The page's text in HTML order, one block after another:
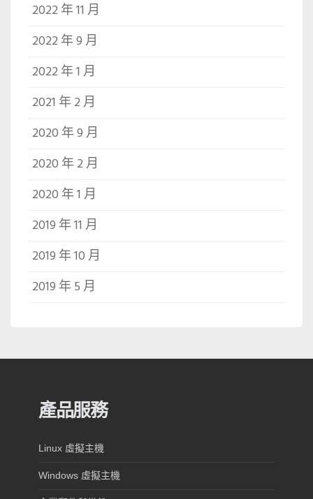
2022 年 11 月
2022 年 9 月
2022 年 1 月
2021 年 2 月
2020 年 9 月
2020 年 2 月
2020 年 1 月
2019 年 11 月
2019 年 10 月
2019 年 5 月
產品服務
Linux 虛擬主機
Windows 虛擬主機